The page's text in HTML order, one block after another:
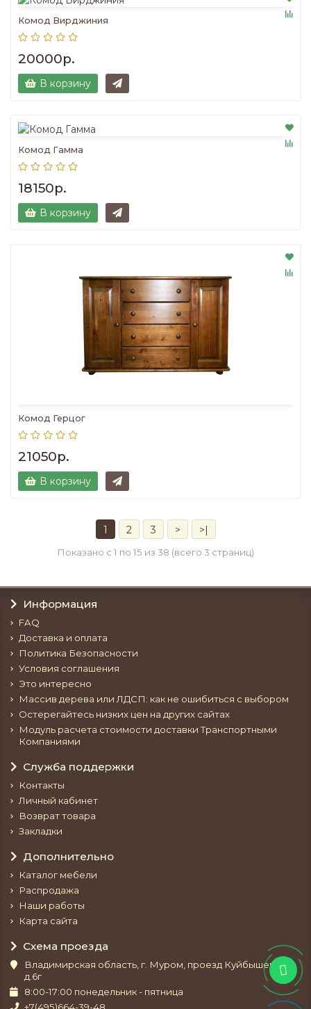
Комод Вирджиния
20000р.
В корзину
Комод Гамма
18150р.
В корзину
Комод Герцог
21050р.
В корзину
1 2 3 > >|
Показано с 1 по 15 из 38 (всего 3 страниц)
Информация
FAQ
Доставка и оплата
Политика Безопасности
Условия соглашения
Это интересно
Массив дерева или ЛДСП: как не ошибиться с выбором
Остерегайтесь низких цен на других сайтах
Модуль расчета стоимости доставки Транспортными
Компаниями
Служба поддержки
Контакты
Личный кабинет
Возврат товара
Закладки
Дополнительно
Каталог мебели
Распродажа
Наши работы
Карта сайта
Схема проезда
Владимирская область, г. Муром, проезд Куйбышева,
д.6г
8:00-17:00 понедельник - пятница